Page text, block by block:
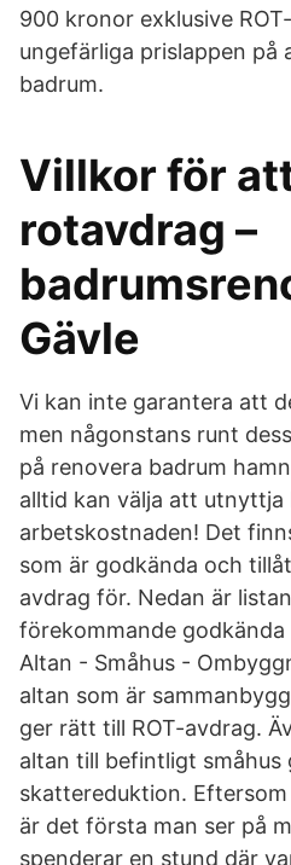
900 kronor exklusive
ungefärliga prislappen
badrum.
Villkor för
rotavdrag –
Gävle
Vi kan inte garantera att
men någonstans runt
på renovera badrum
alltid kan välja att utnyttja
arbetskostnaden! Det
som är godkända och
avdrag för. Nedan är
förekommande godkända
Altan - Småhus -
altan som är
ger rätt till ROT-avdrag.
altan till befintligt småhus
skattereduktion.
är det första man ser på
spenderar en stund där